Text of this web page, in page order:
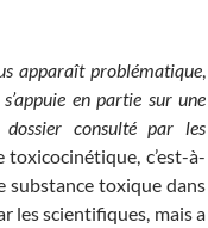
apparaît problématique,
en partie sur une
consulté par les
toxicocinétique, c’est-à-
substance toxique dans
les scientifiques, mais a